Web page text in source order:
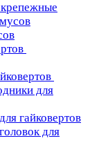
для
гайковертов
для